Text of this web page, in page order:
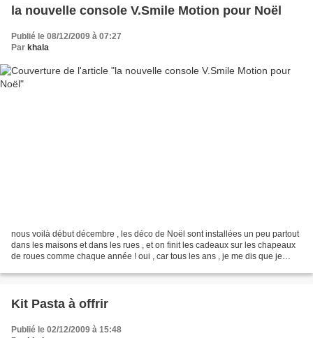
la nouvelle console V.Smile Motion pour Noël
Publié le 08/12/2009 à 07:27
Par khala
nous voilà début décembre , les déco de Noël sont installées un peu partout
dans les maisons et dans les rues , et on finit les cadeaux sur les chapeaux
de roues comme chaque année ! oui , car tous les ans , je me dis que je
Kit Pasta à offrir
Publié le 02/12/2009 à 15:48